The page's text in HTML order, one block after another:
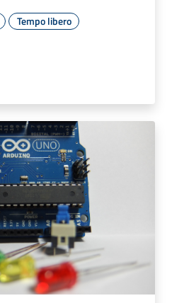
Tempo libero